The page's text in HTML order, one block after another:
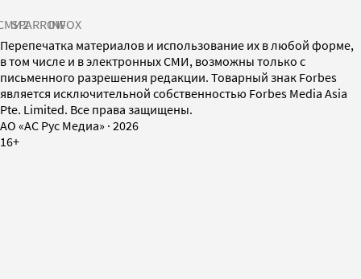
SPARROWINFOX
Перепечатка материалов и использование их в любой форме,
в том числе и в электронных СМИ, возможны только с
письменного разрешения редакции. Товарный знак Forbes
является исключительной собственностью Forbes Media Asia
Pte. Limited. Все права защищены.
AO «АС Рус Медиа» · 2026
16+